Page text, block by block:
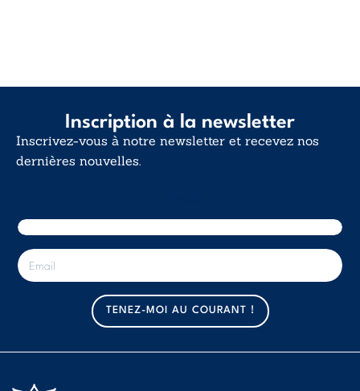
Inscription à la newsletter
Inscrivez-vous à notre newsletter et recevez nos
dernières nouvelles.
E
-
m
TENEZ-MOI AU COURANT !